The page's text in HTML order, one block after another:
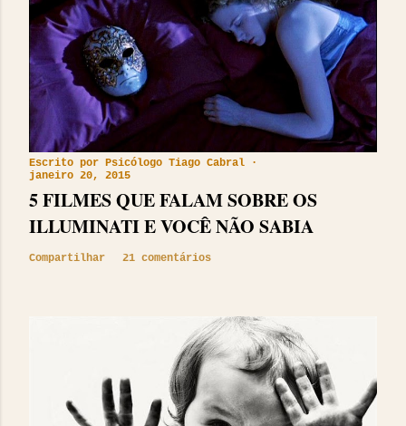
Escrito por Psicólogo Tiago Cabral
janeiro 20, 2015
5 FILMES QUE FALAM SOBRE OS
ILLUMINATI E VOCÊ NÃO SABIA
Compartilhar 21 comentários